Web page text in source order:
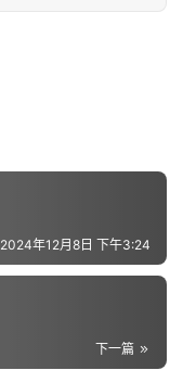
2024年12月8日 下午3:24
下一篇